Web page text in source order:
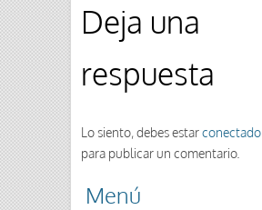
Deja una
respuesta
Lo siento, debes estarconectado
para publicar un comentario.
Menú